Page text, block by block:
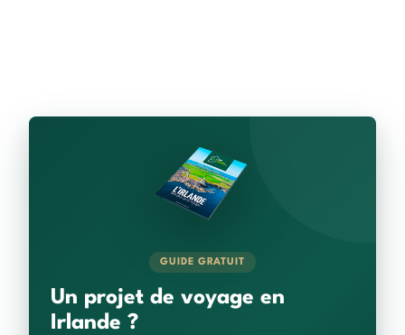
GUIDE GRATUIT
Un projet de voyage en
Irlande ?